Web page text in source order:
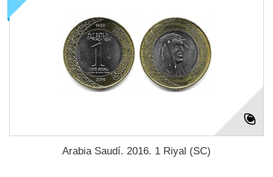
Arabia Saudí. 2016. 1 Riyal (SC)